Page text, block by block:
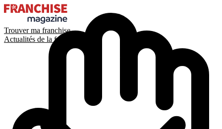
Trouver ma franchise
Actualités de la franchise